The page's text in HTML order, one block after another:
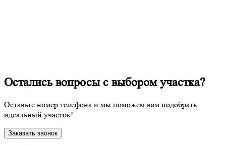
Остались вопросы с выбором участка?
Оставьте номер телефона и мы поможем вам подобрать
идеальный участок!
Заказать звонок